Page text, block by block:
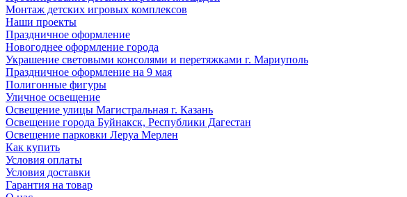
Монтаж детских игровых комплексов
Наши проекты
Праздничное оформление
Новогоднее оформление города
Украшение световыми консолями и перетяжками г. Мариуполь
Праздничное оформление на 9 мая
Полигонные фигуры
Уличное освещение
Освещение улицы Магистральная г. Казань
Освещение города Буйнакск, Республики Дагестан
Освещение парковки Леруа Мерлен
Как купить
Условия оплаты
Условия доставки
Гарантия на товар